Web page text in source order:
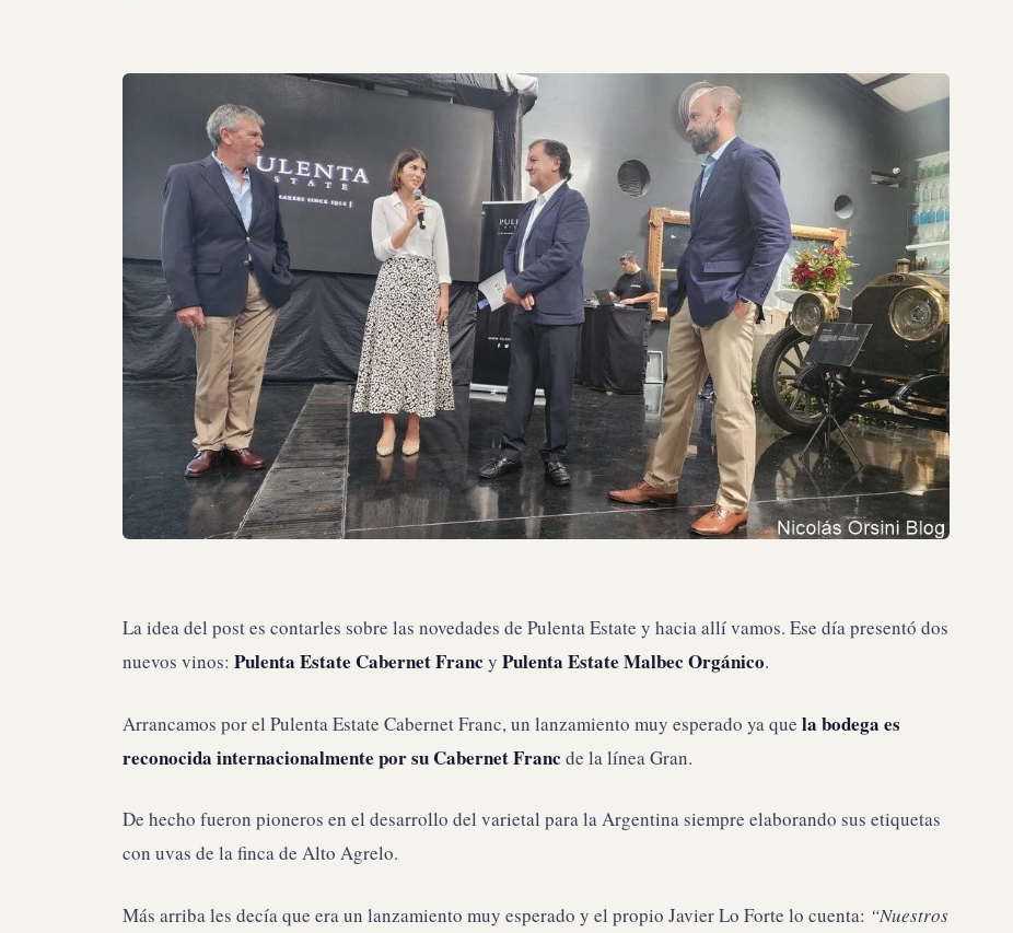
La idea del post es contarles sobre las novedades de Pulenta Estate y hacia allí vamos. Ese día presentó dos
nuevos vinos: Pulenta Estate Cabernet Franc y Pulenta Estate Malbec Orgánico.
Arrancamos por el Pulenta Estate Cabernet Franc, un lanzamiento muy esperado ya que la bodega es
reconocida internacionalmente por su Cabernet Franc de la línea Gran.
De hecho fueron pioneros en el desarrollo del varietal para la Argentina siempre elaborando sus etiquetas
con uvas de la finca de Alto Agrelo.
Más arriba les decía que era un lanzamiento muy esperado y el propio Javier Lo Forte lo cuenta: “Nuestros